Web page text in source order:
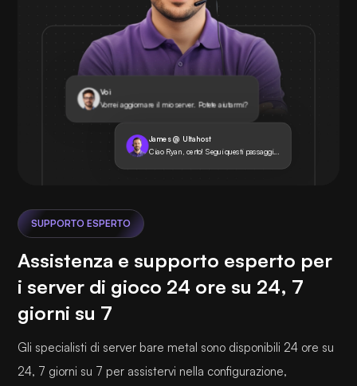
Voi
Vorrei aggiornare il mio server. Potete aiutarmi?
James @ Ultahost
Ciao Ryan, certo! Segui questi passaggi...
SUPPORTO ESPERTO
Assistenza e supporto esperto per
i server di gioco 24 ore su 24, 7
giorni su 7
Gli specialisti di server bare metal sono disponibili 24 ore su
24, 7 giorni su 7 per assistervi nella configurazione,